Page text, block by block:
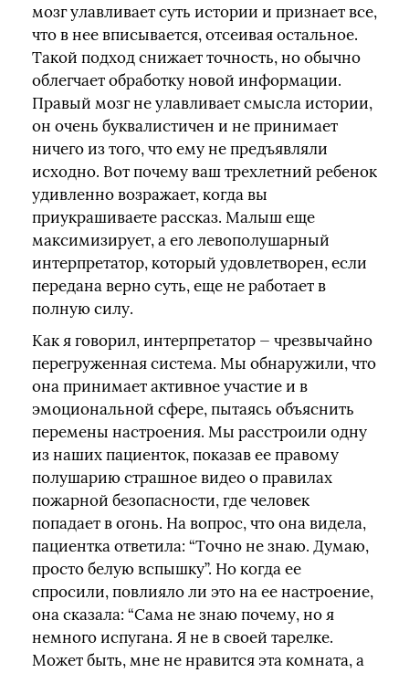
мозг улавливает суть истории и признает все,
что в нее вписывается, отсеивая остальное.
Такой подход снижает точность, но обычно
облегчает обработку новой информации.
Правый мозг не улавливает смысла истории,
он очень буквалистичен и не принимает
ничего из того, что ему не предъявляли
исходно. Вот почему ваш трехлетний ребенок
удивленно возражает, когда вы
приукрашиваете рассказ. Малыш еще
максимизирует, а его левополушарный
интерпретатор, который удовлетворен, если
передана верно суть, еще не работает в
полную силу.
Как я говорил, интерпретатор — чрезвычайно
перегруженная система. Мы обнаружили, что
она принимает активное участие и в
эмоциональной сфере, пытаясь объяснить
перемены настроения. Мы расстроили одну
из наших пациенток, показав ее правому
полушарию страшное видео о правилах
пожарной безопасности, где человек
попадает в огонь. На вопрос, что она видела,
пациентка ответила: “Точно не знаю. Думаю,
просто белую вспышку”. Но когда ее
спросили, повлияло ли это на ее настроение,
она сказала: “Сама не знаю почему, но я
немного испугана. Я не в своей тарелке.
Может быть, мне не нравится эта комната, а